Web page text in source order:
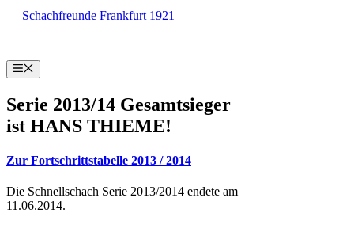
springen
Schachfreunde Frankfurt 1921
Menü
Serie 2013/14 Gesamtsieger
ist HANS THIEME!
Zur Fortschrittstabelle 2013 / 2014
Die Schnellschach Serie 2013/2014 endete am
11.06.2014.